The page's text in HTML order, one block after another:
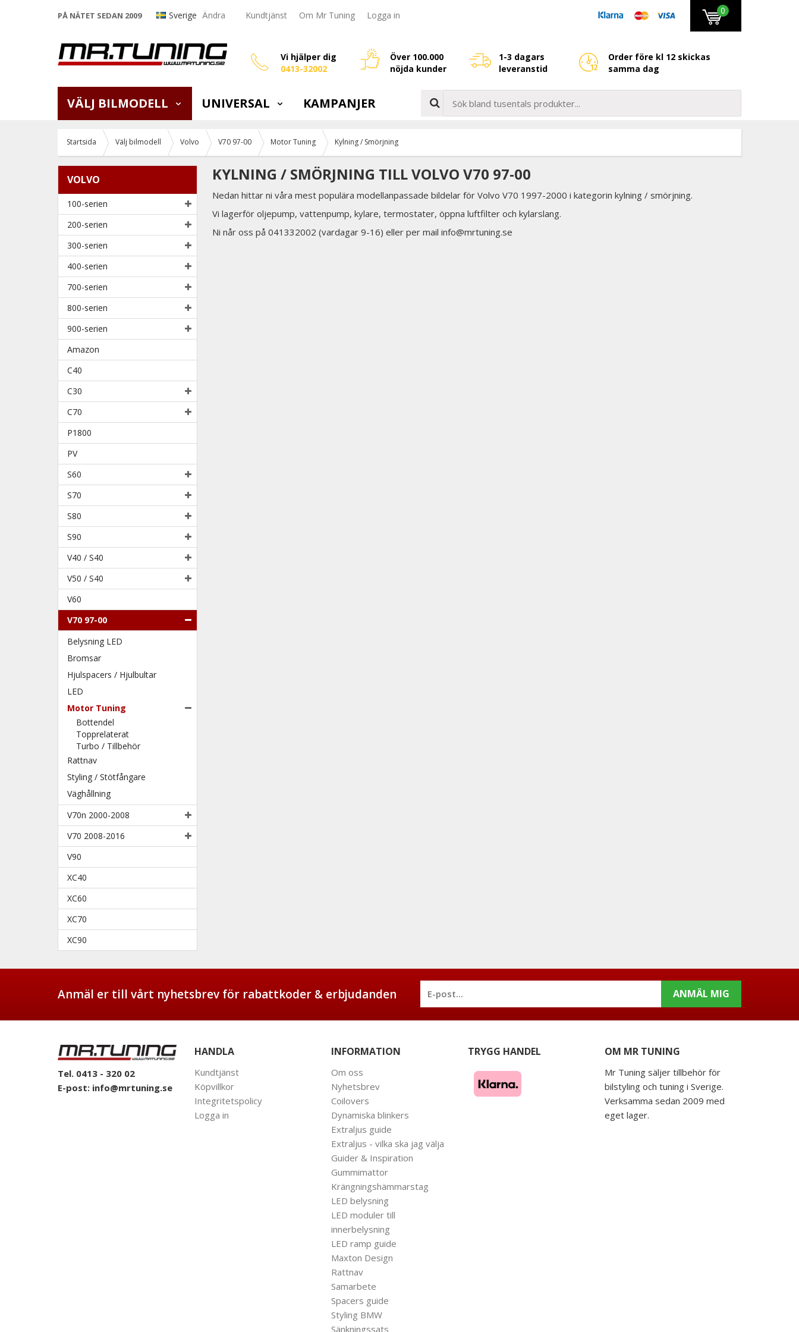
PÅ NÄTET SEDAN 2009 Sverige Ändra Kundtjänst Om Mr Tuning Logga in 0
Vi hjälper dig
0413-32002
Över 100.000
nöjda kunder
1-3 dagars
leveranstid
Order före kl 12 skickas
samma dag
VÄLJ BILMODELL UNIVERSAL KAMPANJER
Startsida Välj bilmodell Volvo V70 97-00 Motor Tuning Kylning / Smörjning
VOLVO
100-serien
200-serien
300-serien
400-serien
700-serien
800-serien
900-serien
Amazon
C40
C30
C70
P1800
PV
S60
S70
S80
S90
V40 / S40
V50 / S40
V60
V70 97-00
Belysning LED
Bromsar
Hjulspacers / Hjulbultar
LED
Motor Tuning
Bottendel
Topprelaterat
Turbo / Tillbehör
Rattnav
Styling / Stötfångare
Väghållning
V70n 2000-2008
V70 2008-2016
V90
XC40
XC60
XC70
XC90
KYLNING / SMÖRJNING TILL VOLVO V70 97-00
Nedan hittar ni våra mest populära modellanpassade bildelar för Volvo V70 1997-2000 i kategorin kylning / smörjning.
Vi lagerför oljepump, vattenpump, kylare, termostater, öppna luftfilter och kylarslang.
Ni når oss på 041332002 (vardagar 9-16) eller per mail info@mrtuning.se
Anmäl er till vårt nyhetsbrev för rabattkoder & erbjudanden ANMÄL MIG
Tel. 0413 - 320 02
E-post: info@mrtuning.se
HANDLA
Kundtjänst
Köpvillkor
Integritetspolicy
Logga in
INFORMATION
Om oss
Nyhetsbrev
Coilovers
Dynamiska blinkers
Extraljus guide
Extraljus - vilka ska jag välja
Guider & Inspiration
Gummimattor
Krängningshämmarstag
LED belysning
LED moduler till
innerbelysning
LED ramp guide
Maxton Design
Rattnav
Samarbete
Spacers guide
Styling BMW
Sänkningssats
TRYGG HANDEL OM MR TUNING
Mr Tuning säljer tillbehör för
bilstyling och tuning i Sverige.
Verksamma sedan 2009 med
eget lager.